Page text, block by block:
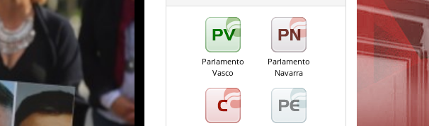
Parlamento
Vasco
Parlamento
Navarra